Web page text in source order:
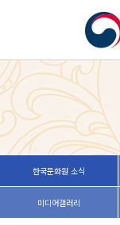
한국문화원 소식
미디어갤러리